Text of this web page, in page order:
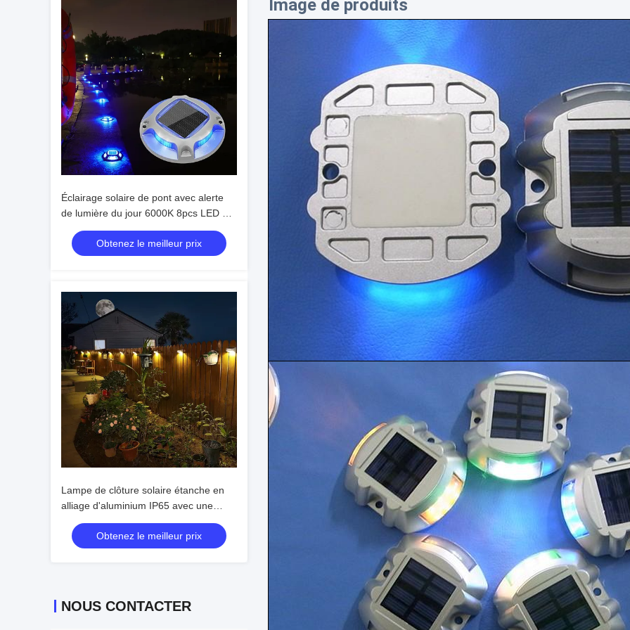
Éclairage solaire de pont avec alerte
de lumière du jour 6000K 8pcs LED et
110 * 22.5MM Taille pour une utilisation
en extérieurObtenez le meilleur prix
Lampe de clôture solaire étanche en
alliage d'aluminium IP65 avec une
durée de vie de 50 000 heures et une
tension d'entrée de 2 V
Obtenez le meilleur prix
NOUS CONTACTER
Image de produits